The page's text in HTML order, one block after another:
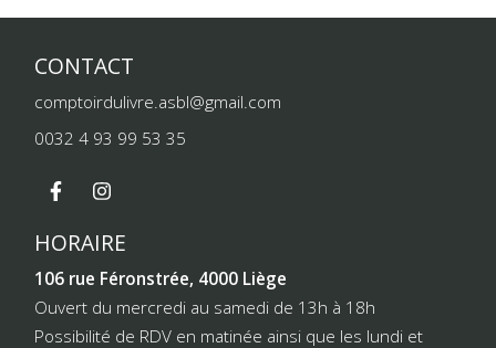
CONTACT
comptoirdulivre.asbl@gmail.com
0032 4 93 99 53 35
HORAIRE
106 rue Féronstrée, 4000 Liège
Ouvert du mercredi au samedi de 13h à 18h
Possibilité de RDV en matinée ainsi que les lundi et